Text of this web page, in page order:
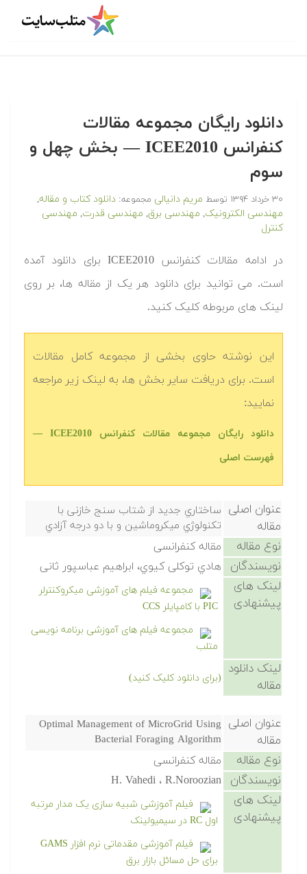
دانلود رایگان مجموعه مقالات
کنفرانس ICEE2010 — بخش چهل و
سوم
۳۰ خرداد ۱۳۹۴ توسط مریم دانیالی مجموعه: دانلود کتاب و مقاله,
مهندسی الکترونیک, مهندسی برق, مهندسی قدرت, مهندسی
کنترل
در ادامه مقالات کنفرانس ICEE2010 برای دانلود آمده
است. می توانید برای دانلود هر یک از مقاله ها، بر روی
لینک های مربوطه کلیک کنید.
این نوشته حاوی بخشی از مجموعه کامل مقالات
است. برای دریافت سایر بخش ها، به لینک زیر مراجعه
نمایید:
دانلود رایگان مجموعه مقالات کنفرانس ICEE2010 —
فهرست اصلی
عنوان اصلی
مقاله
ساختاري جدید از شتاب سنج خازنی با
تکنولوژي میکروماشین و با دو درجه آزادي
نوع مقاله مقاله کنفرانسی
نویسندگان هادي توکلی کیوي، ابراهیم عباسپور ثانی
لینک های
پیشنهادی
مجموعه فیلم های آموزشی میکروکنترلر
PIC با کامپایلر CCS
مجموعه فیلم های آموزشی برنامه نویسی
متلب
لینک دانلود
مقاله
(برای دانلود کلیک کنید)
عنوان اصلی
مقاله
Optimal Management of MicroGrid Using
Bacterial Foraging Algorithm
نوع مقاله مقاله کنفرانسی
نویسندگان H. Vahedi ، R.Noroozian
لینک های
پیشنهادی
فیلم آموزشی شبیه سازی یک مدار مرتبه
اول RC در سیمیولینک
فیلم آموزشی مقدماتی نرم افزار GAMS
برای حل مسائل بازار برق